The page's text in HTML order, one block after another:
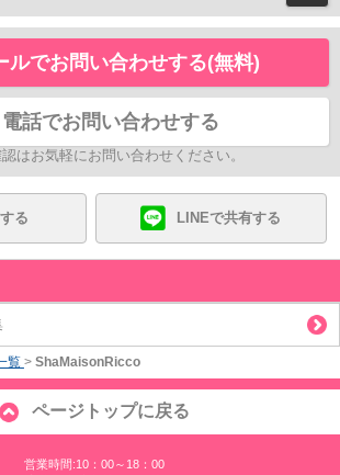
ルでお問い合わせする(無料)
電話でお問い合わせする
はお気軽にお問い合わせください。
る LINEで共有する
覧 > ShaMaisonRicco
ページトップに戻る
営業時間:10：00～18：00